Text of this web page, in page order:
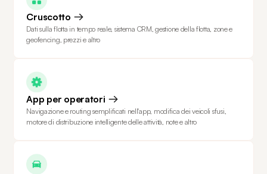
Cruscotto
Dati sulla flotta in tempo reale, sistema CRM, gestione della flotta, zone e
geofencing, prezzi e altro
App per operatori
Navigazione e routing semplificati nell'app, modifica dei veicoli sfusi,
motore di distribuzione intelligente delle attività, note e altro